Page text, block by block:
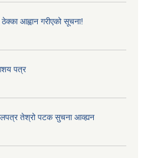
आह्वान गरीएको सूचना!
पत्र
तेश्रो पटक सुचना आव्ह्यन